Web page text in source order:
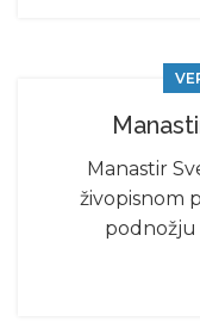
Manastir
živopisnom
podnožju